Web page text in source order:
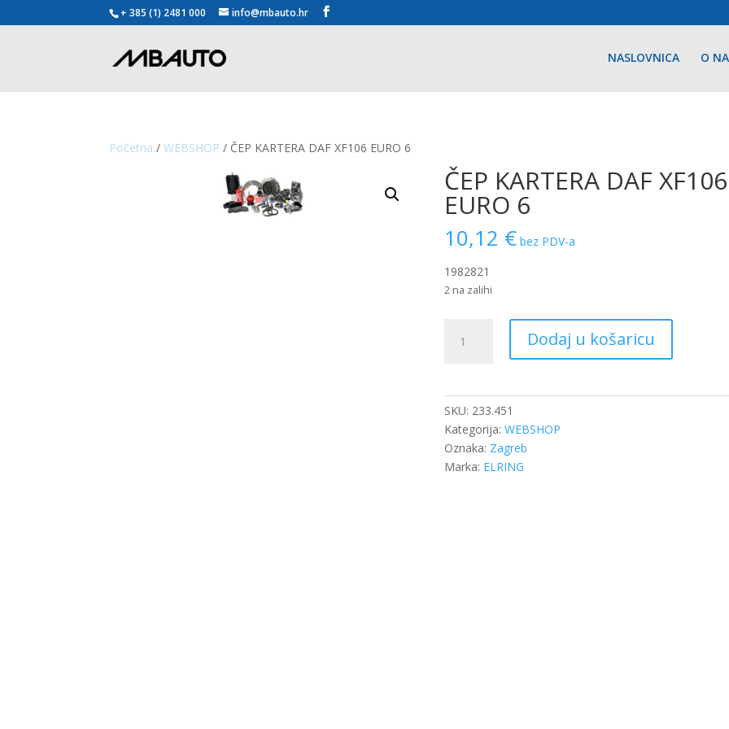
+ 385 (1) 2481 000 info@mbauto.hr
NASLOVNICA O
Početna /WEBSHOP / ČEP KARTERA DAF XF106 EURO 6
ČEP KARTERA DAF XF106
EURO 6
10,12 € bez PDV-a
1982821
2 na zalihi
KARTERA
količina
Dodaj u košaricu
SKU: 233.451
Kategorija:WEBSHOP
Oznaka: Zagreb
Marka: ELRING